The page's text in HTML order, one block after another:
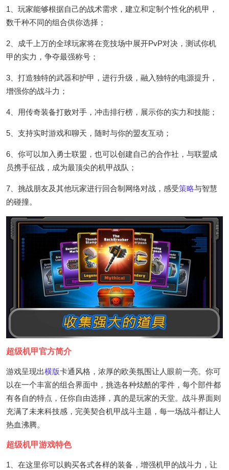
1、玩家能够根据自己的战术需求，建立和定制个性化的机甲，
数千种不同的组合供你选择；
2、成千上万的全球玩家将在竞技场中展开PvP对决，测试你机
甲的实力，争夺最强称号；
3、打造独特的武器和护甲，进行升级，融入独特的电源提升，
增强你的战斗力；
4、用传奇装备打败对手，冲击排行榜，展示你的实力和技能；
5、支持实时游戏和聊天，随时与你的盟友互动；
6、你可以加入勇士联盟，也可以创建自己的合作社，与联盟成
员携手征战，成为最顶尖的机甲战队；
7、挑战朋友及其他玩家进行回合制网络对战，感受策略与智慧
的碰撞。
超级机甲官方简介
游戏呈现出横版卡通风格，浓厚的欧美氛围让人眼前一亮。你可
以在一个丰富的组合界面中，挑选各种炫酷的零件，每个部件都
有各自的特点，任你自由选择，真的是玩家的天堂。战斗界面则
充满了未来科技感，完美契合机甲战斗主题，每一场战斗都让人
热血沸腾。
超级机甲游戏特色
1、在这里你可以购买各式各样的装备，增强机甲的战斗力，让